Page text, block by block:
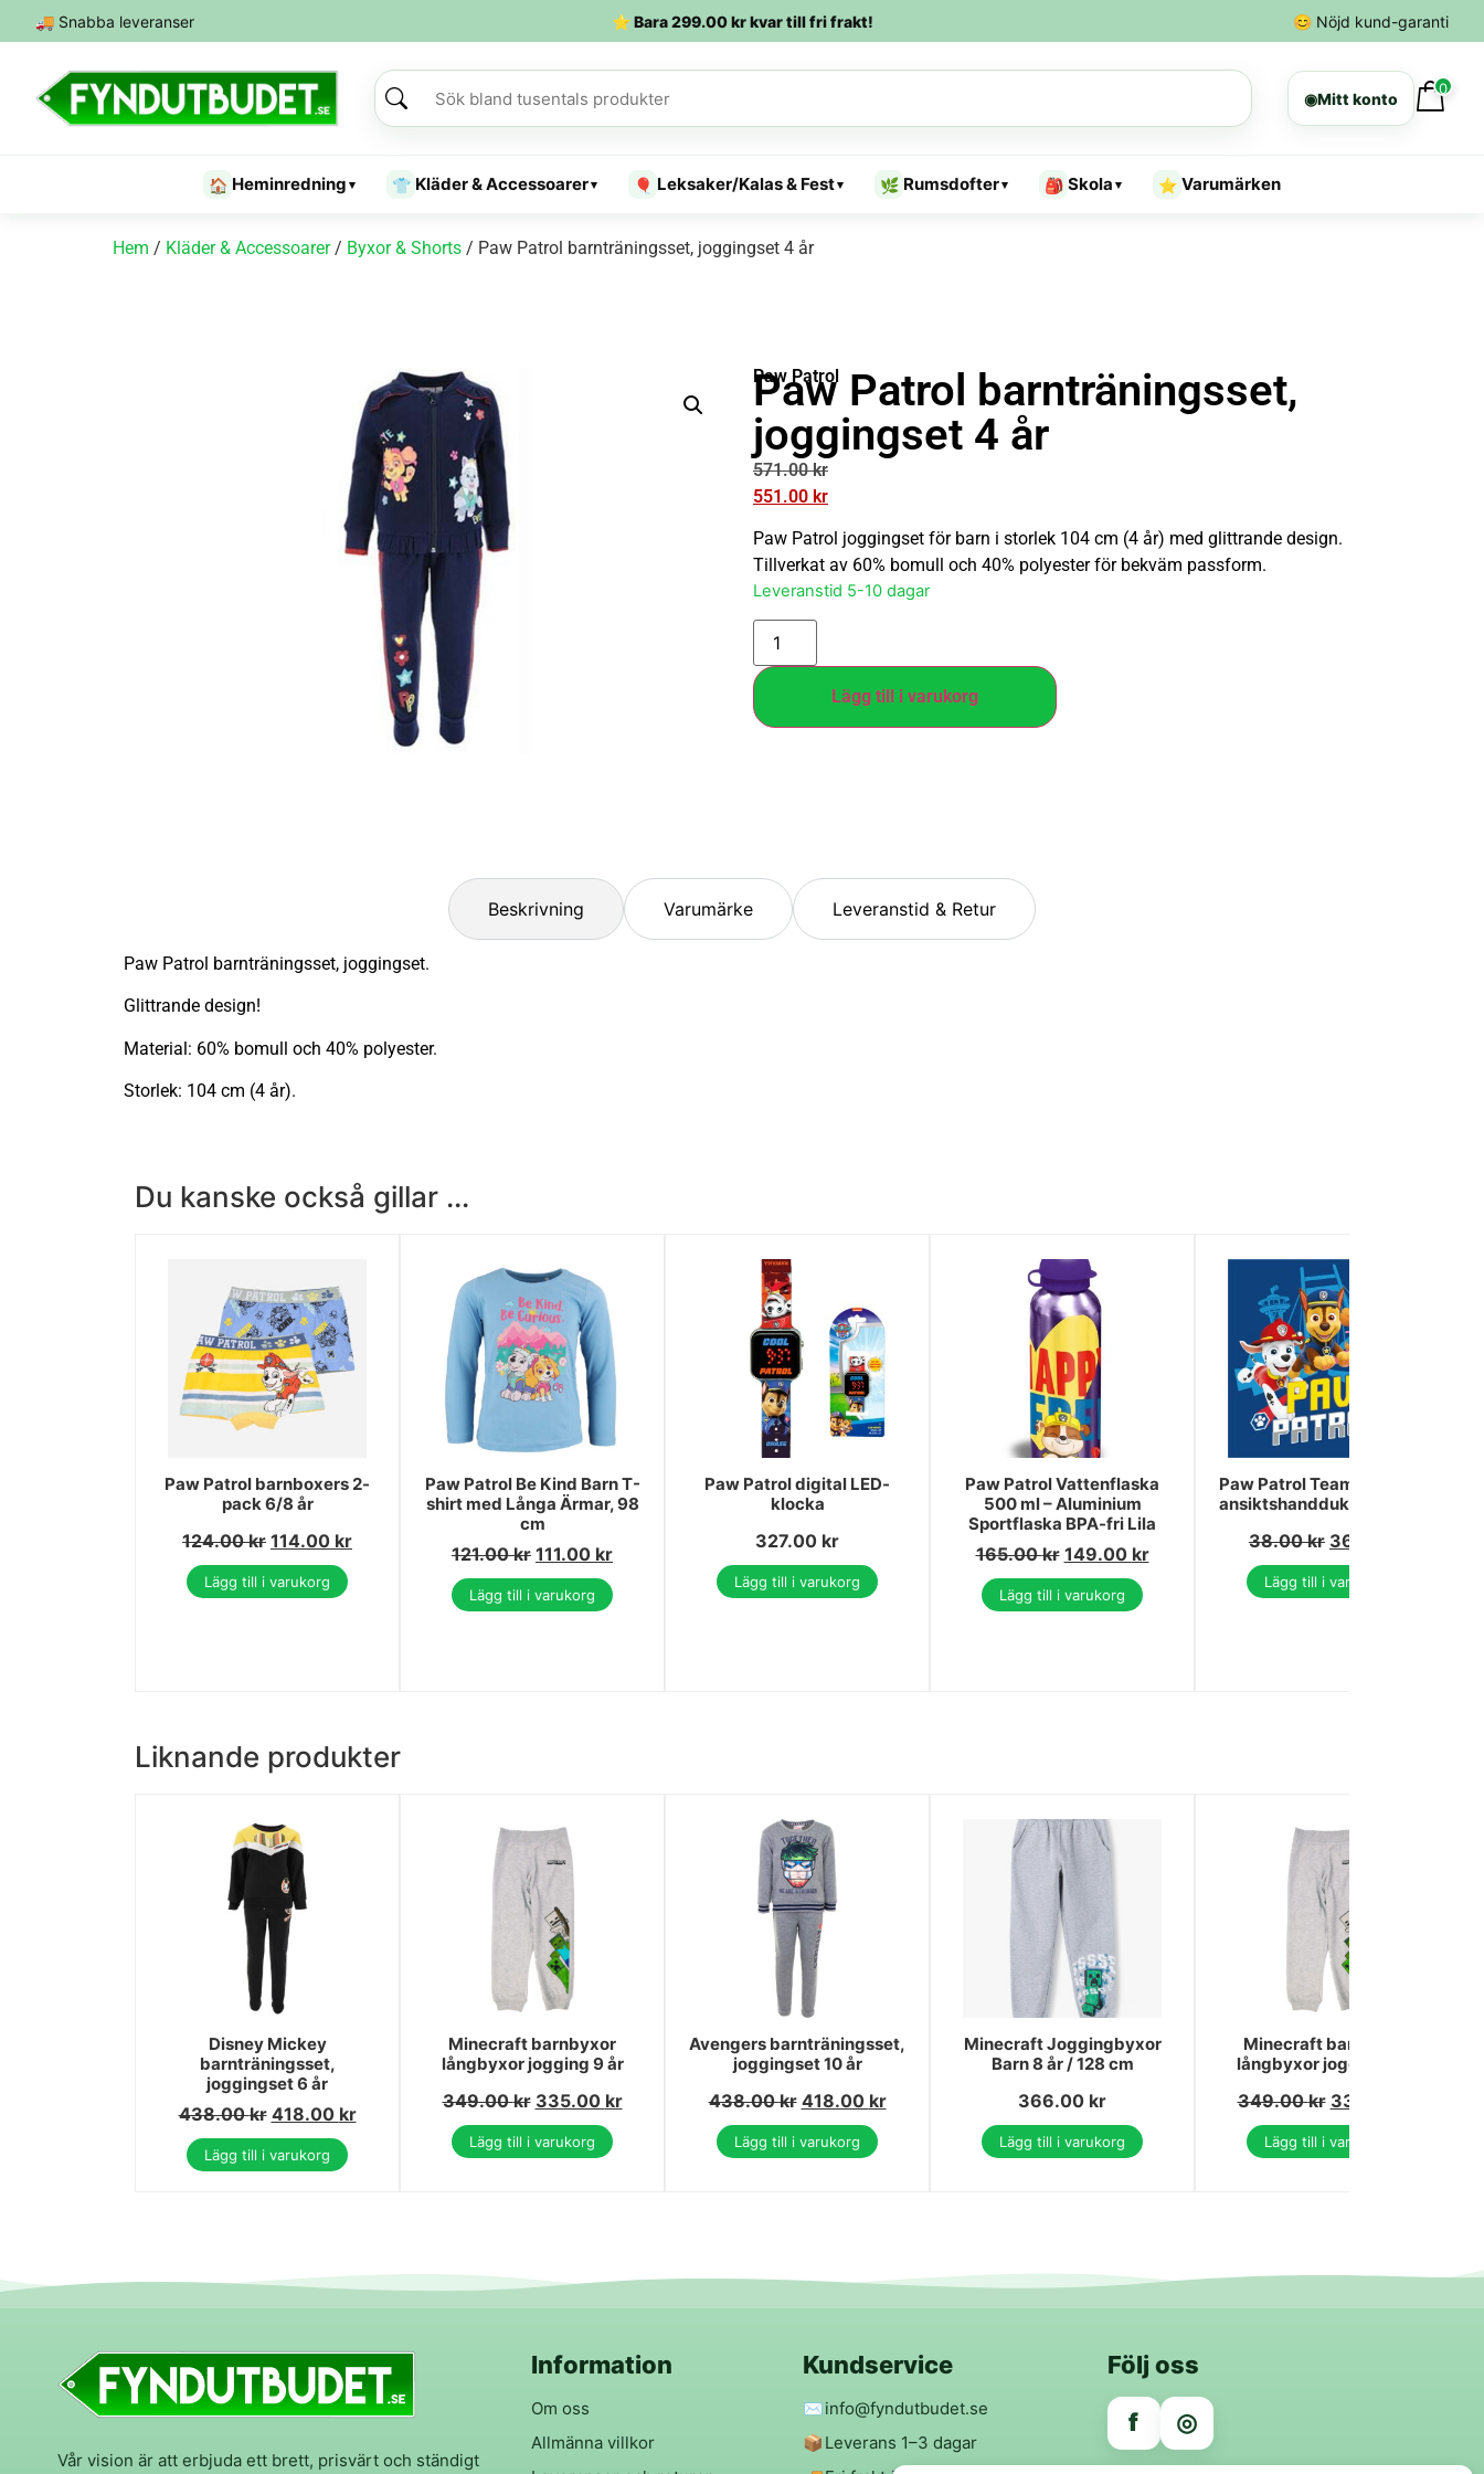
🚚 Snabba leveranser ⭐ Bara299.00krkvar till fri frakt! 😊 Nöjd kund-garanti
◉Mitt konto
0
🏠 Heminredning ▾ 👕 Kläder & Accessoarer▾ 🎈 Leksaker/Kalas & Fest▾ 🌿 Rumsdofter▾ 🎒 Skola ▾ ⭐ Varumärken
Hem / Kläder & Accessoarer/ Byxor & Shorts / Paw Patrol barnträningsset, joggingset 4 år
Paw Patrol
Paw Patrol barnträningsset,
joggingset 4 år
571.00kr
551.00 kr
Paw Patrol joggingset för barn i storlek 104 cm (4 år) med glittrande design.
Tillverkat av 60% bomull och 40% polyester för bekväm passform.
Leveranstid 5-10 dagar
Lägg till i varukorg
Beskrivning Varumärke Leveranstid & Retur
Paw Patrol barnträningsset, joggingset.
Glittrande design!
Material: 60% bomull och 40% polyester.
Storlek: 104 cm (4 år).
Du kanske också gillar ...
Paw Patrol barnboxers 2-
pack 6/8 år
124.00kr 114.00 kr
Lägg till i varukorg
Paw Patrol Be Kind Barn T-
shirt med Långa Ärmar, 98
cm
121.00kr 111.00 kr
Lägg till i varukorg
Paw Patrol digital LED-
klocka
327.00 kr
Lägg till i varukorg
Paw Patrol Vattenflaska
500 ml – Aluminium
Sportflaska BPA-fri Lila
165.00kr 149.00 kr
Lägg till i varukorg
Paw Patrol Team handduk,
ansiktshandduk 30x30 cm
38.00kr 36.00
Lägg till i varukorg
Liknande produkter
Disney Mickey
barnträningsset,
joggingset 6 år
438.00kr 418.00 kr
Lägg till i varukorg
Minecraft barnbyxor
långbyxor jogging 9 år
349.00kr 335.00 kr
Lägg till i varukorg
Avengers barnträningsset,
joggingset 10 år
438.00kr 418.00 kr
Lägg till i varukorg
Minecraft Joggingbyxor
Barn 8 år / 128 cm
366.00 kr
Lägg till i varukorg
Minecraft barnbyxor
långbyxor jogging 8 år
349.00kr 335.00
Lägg till i varukorg
Vår vision är att erbjuda ett brett, prisvärt och ständigt
Information
Om oss
Allmänna villkor
Kundservice
✉️info@fyndutbudet.se
📦 Leverans 1–3 dagar
Följ oss
f ◎